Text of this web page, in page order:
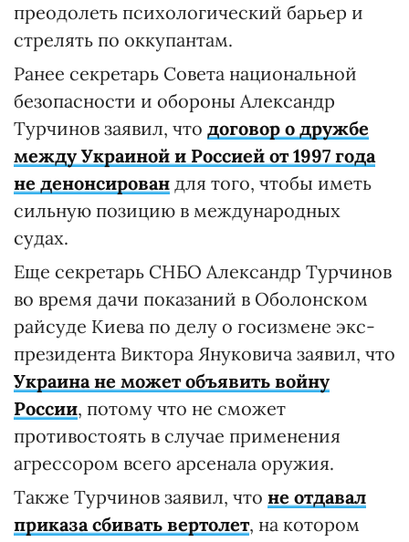
преодолеть психологический барьер и
стрелять по оккупантам.
Ранее секретарь Совета национальной
безопасности и обороны Александр
Турчинов заявил, что договор о дружбе
между Украиной и Россией от 1997 года
не денонсирован для того, чтобы иметь
сильную позицию в международных
судах.
Еще секретарь СНБО Александр Турчинов
во время дачи показаний в Оболонском
райсуде Киева по делу о госизмене экс-
президента Виктора Януковича заявил, что
Украина не может объявить войну
России, потому что не сможет
противостоять в случае применения
агрессором всего арсенала оружия.
Также Турчинов заявил, что не отдавал
приказа сбивать вертолет, на котором